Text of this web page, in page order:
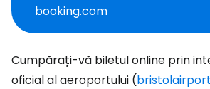
booking.com
Cumpărați-vă biletul online prin
oficial al aeroportului (